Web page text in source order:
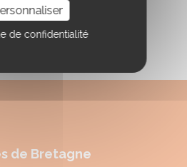
de Bretagne
de confidentialité